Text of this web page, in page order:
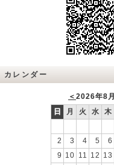
カレンダー
＜ 2026年8月
日
月 火 水 木
2
3 4 5 6
9 10 11 12 13